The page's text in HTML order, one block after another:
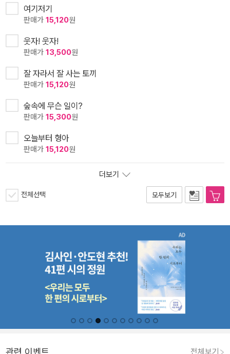
여기저기
판매가 15,120원
웃자! 웃자!
판매가 13,500원
잘 자라서 잘 사는 토끼
판매가 15,120원
숲속에 무슨 일이?
판매가 15,300원
오늘부터 형아
판매가 15,120원
더보기
전체선택 모두보기
전체보기